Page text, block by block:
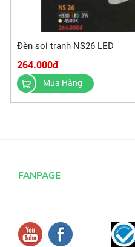
Đèn soi tranh NS26 LED
264.000đ
Mua Hàng
FANPAGE